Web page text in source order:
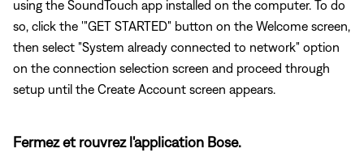
using the SoundTouch app installed on the computer. To do
so, click the '"GET STARTED" button on the Welcome screen,
then select "System already connected to network" option
on the connection selection screen and proceed through
setup until the Create Account screen appears.
Fermez et rouvrez l'application Bose.